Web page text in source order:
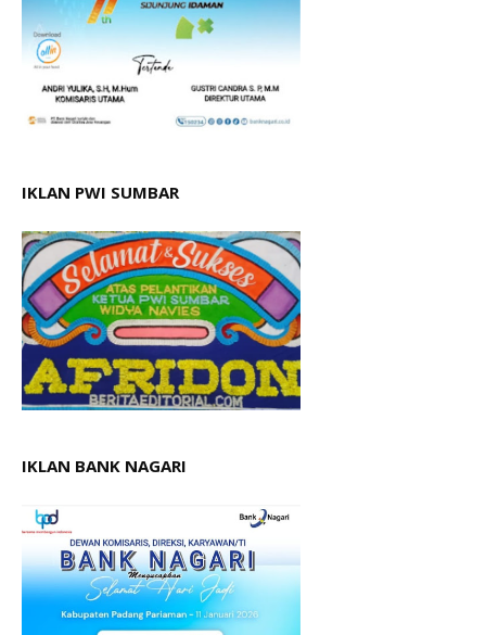
IKLAN PWI SUMBAR
IKLAN BANK NAGARI